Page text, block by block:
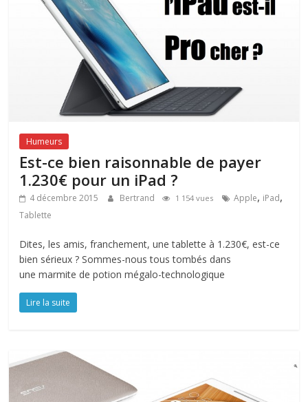
Humeurs
Est-ce bien raisonnable de payer
1.230€ pour un iPad ?
4 décembre 2015 Bertrand 1 154 vues Apple, iPad,
Tablette
Dites, les amis, franchement, une tablette à 1.230€, est-ce
bien sérieux ? Sommes-nous tous tombés dans
une marmite de potion mégalo-technologique
Lire la suite